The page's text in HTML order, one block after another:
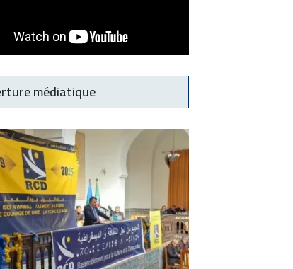
médiatique